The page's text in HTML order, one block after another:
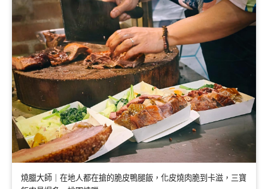
燒臘大師｜在地人都在搶的脆皮鴨腿飯，化皮燒肉脆到卡滋，三寶